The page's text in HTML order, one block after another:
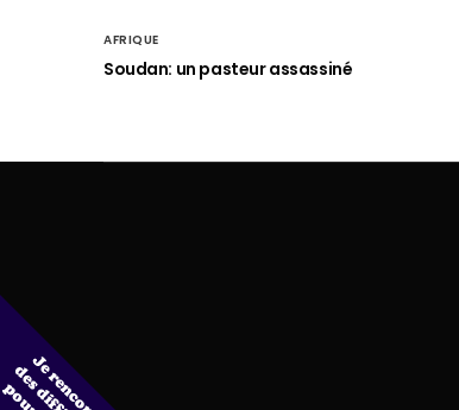
AFRIQUE
Soudan: un pasteur assassiné